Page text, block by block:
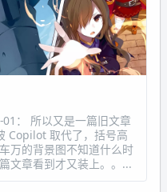
： 所以又是一篇旧文章
Copilot 取代了，括号高
万的背景图不知道什么时
文章看到才又装上。。...